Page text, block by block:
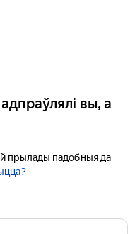
вы, а
прылады падобныя да